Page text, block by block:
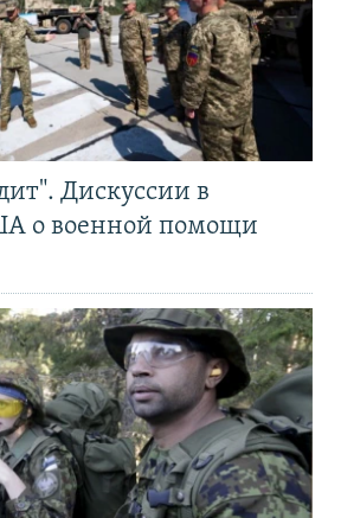
Дискуссии в
о военной помощи